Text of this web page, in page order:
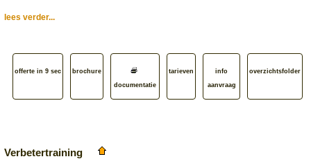
lees verder...
offerte in 9 sec
brochure
documentatie
tarieven
info
aanvraag
overzichtsfolder
Verbetertraining